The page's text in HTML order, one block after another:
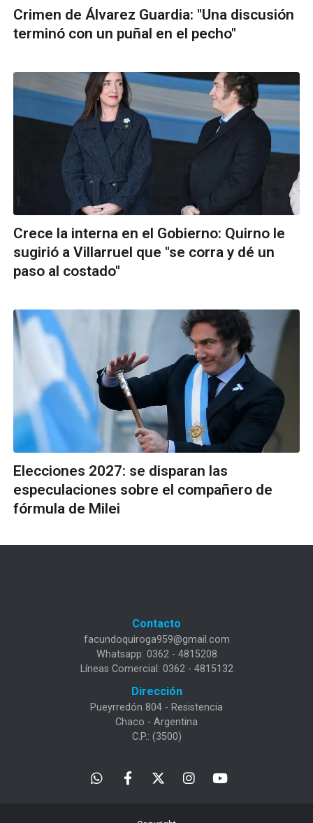
Crimen de Álvarez Guardia: "Una discusión
terminó con un puñal en el pecho"
Crece la interna en el Gobierno: Quirno le
sugirió a Villarruel que "se corra y dé un
paso al costado"
Elecciones 2027: se disparan las
especulaciones sobre el compañero de
fórmula de Milei
Contacto
facundoquiroga959@gmail.com
Whatsapp: 0362 - 4815208
Líneas Comercial: 0362 - 4815132
Dirección
Pueyrredón 804 - Resistencia
Chaco - Argentina
C.P.: (3500)